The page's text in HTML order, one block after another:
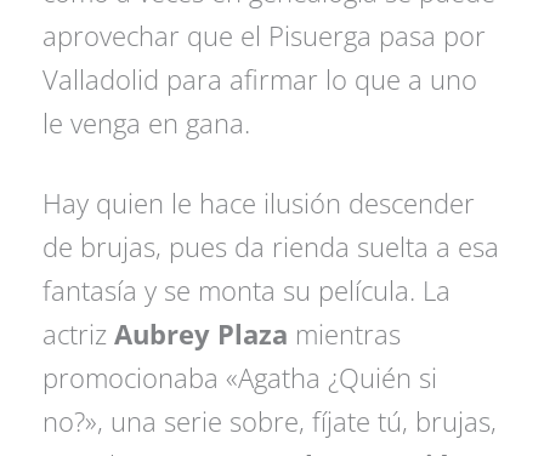
aprovechar que el Pisuerga pasa por
Valladolid para afirmar lo que a uno
le venga en gana.
Hay quien le hace ilusión descender
de brujas, pues da rienda suelta a esa
fantasía y se monta su película. La
actrizAubrey Plaza mientras
promocionaba «Agatha ¿Quién si
no?», una serie sobre, fíjate tú, brujas,